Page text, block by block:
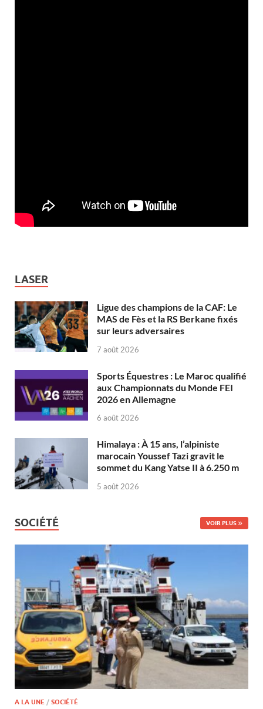
LASER
Ligue des champions de la CAF: Le
MAS de Fès et la RS Berkane fixés
sur leurs adversaires
7 août 2026
Sports Équestres : Le Maroc qualifié
aux Championnats du Monde FEI
2026 en Allemagne
6 août 2026
Himalaya : À 15 ans, l’alpiniste
marocain Youssef Tazi gravit le
sommet du Kang Yatse II à 6.250 m
5 août 2026
SOCIÉTÉ VOIR PLUS
A LA UNE / SOCIÉTÉ